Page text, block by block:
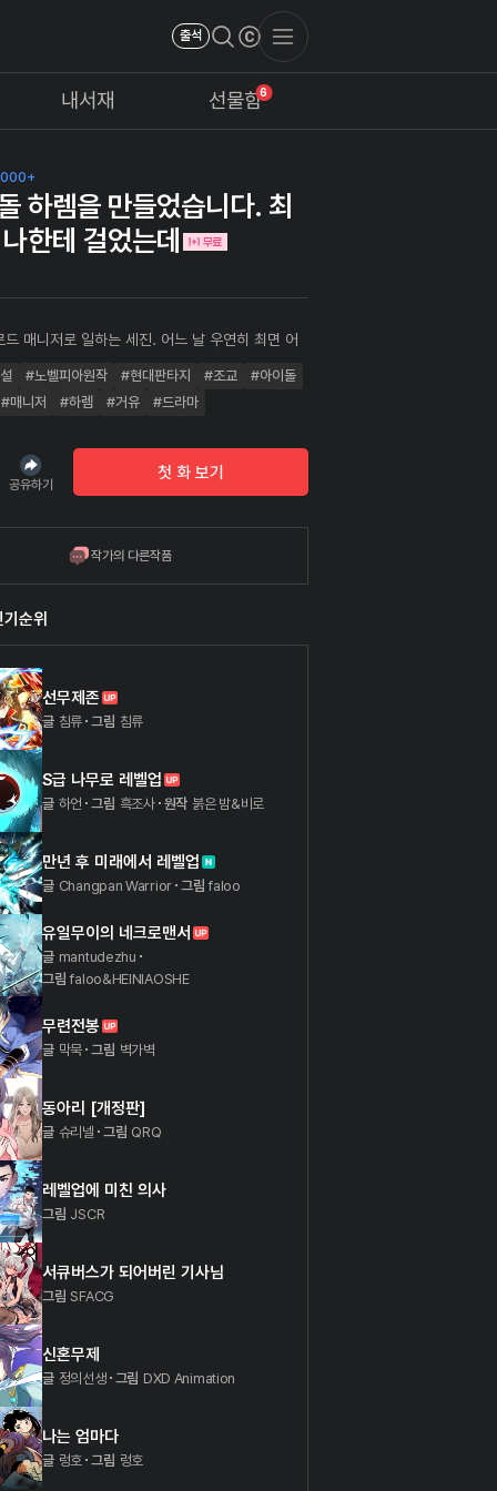
출석
내서재 6
선물함
하렘을 만들었습니다. 최
한테 걸었는데
드 매니저로 일하는 세진. 어느 날 우연히 최면 어
고 일과 스킵용으로 자신에게 사용한다. 정신을 차
당하던 아이돌 한 명과 섹스를 하고 있는데… “도
#노벨피아원작 #현대판타지 #조교
#아이돌
#매니저
#하렘 #거유 #드라마
공유하기
첫 화 보기
작가의 다른작품
순위
선무제존
글 침류 그림 침류
S급 나무로 레벨업
글 하언 그림 흑조사 원작 붉은 밤&비로
만년 후 미래에서 레벨업
글 Changpan Warrior 그림 faloo
유일무이의 네크로맨서
글 mantudezhu
그림 faloo&HEINIAOSHE
무련전봉
글 막묵 그림 벽가벽
동아리 [개정판]
글 슈리넬 그림 QRQ
레벨업에 미친 의사
그림 JSCR
서큐버스가 되어버린 기사님
그림 SFACG
신혼무제
글 정의선생 그림 DXD Animation
나는 엄마다
글 렁호 그림 렁호